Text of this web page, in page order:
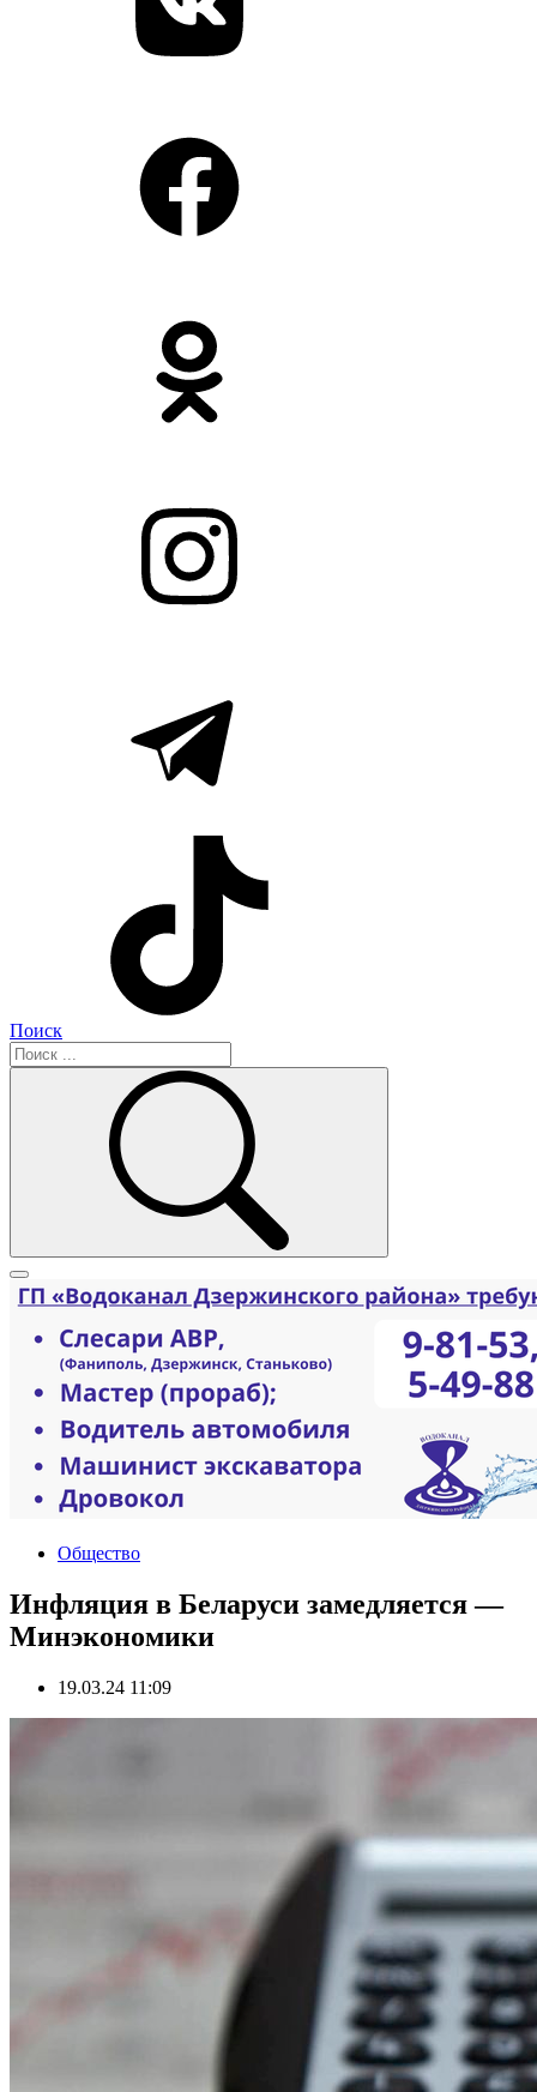
Поиск
Общество
Инфляция в Беларуси замедляется —
Минэкономики
19.03.24 11:09